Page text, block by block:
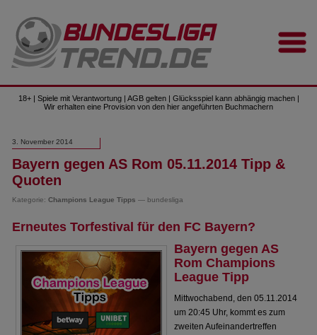
18+ | Spiele mit Verantwortung | AGB gelten | Glücksspiel kann abhängig machen |
Wir erhalten eine Provision von den hier angeführten Buchmachern
3. November 2014
Bayern gegen AS Rom 05.11.2014 Tipp &
Quoten
Kategorie:Champions League Tipps — bundesliga
Erneutes Torfestival für den FC Bayern?
Bayern gegen AS
Rom Champions
League Tipp
Mittwochabend, den 05.11.2014
um 20:45 Uhr, kommt es zum
zweiten Aufeinandertreffen